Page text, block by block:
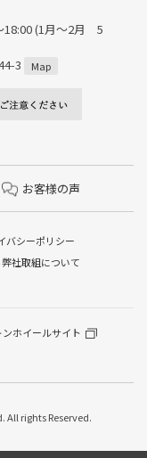
(1月〜2月 5
3
Map
お客様の声
バシーポリシー
社取組について
ホイールサイト
All rights Reserved.
イヤ履き替えを